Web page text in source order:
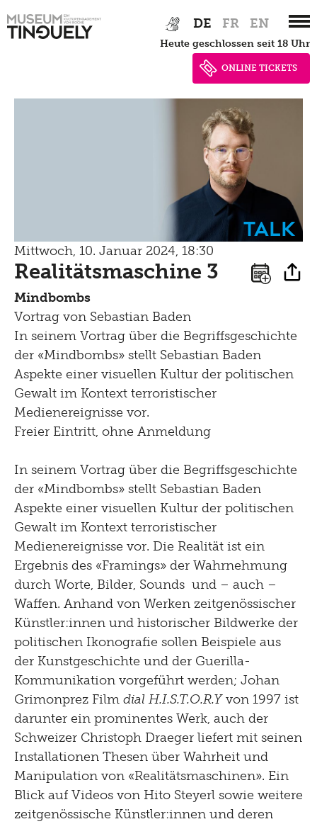
Hauptnavigation
to
DE FR EN
heute geschlossen seit 18 Uhr
ONLINE TICKETS
Talk
Mittwoch, 10. Januar 2024, 18:30
Realitätsmaschine 3
Mindbombs
Vortrag von Sebastian Baden
In seinem Vortrag über die Begriffsgeschichte
der «Mindbombs» stellt Sebastian Baden
Aspekte einer visuellen Kultur der politischen
Gewalt im Kontext terroristischer
Medienereignisse vor.
Freier Eintritt, ohne Anmeldung
In seinem Vortrag über die Begriffsgeschichte
der «Mindbombs» stellt Sebastian Baden
Aspekte einer visuellen Kultur der politischen
Gewalt im Kontext terroristischer
Medienereignisse vor. Die Realität ist ein
Ergebnis des «Framings» der Wahrnehmung
durch Worte, Bilder, Sounds und – auch –
Waffen. Anhand von Werken zeitgenössischer
Künstler:innen und historischer Bildwerke der
politischen Ikonografie sollen Beispiele aus
der Kunstgeschichte und der Guerilla-
Kommunikation vorgeführt werden; Johan
Grimonprez Film dial H.I.S.T.O.R.Yvon 1997 ist
darunter ein prominentes Werk, auch der
Schweizer Christoph Draeger liefert mit seinen
Installationen Thesen über Wahrheit und
Manipulation von «Realitätsmaschinen». Ein
Blick auf Videos von Hito Steyerl sowie weitere
zeitgenössische Künstler:innen und deren